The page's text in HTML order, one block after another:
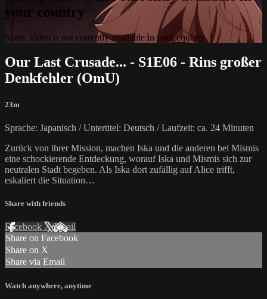
your country
Sorry, video is not currently available in your country
Our Last Crusade... - S1E06 - Rins großer
Denkfehler (OmU)
23m
Sprache: Japanisch / Untertitel: Deutsch / Laufzeit: ca. 24 Minuten
Zurück von ihrer Mission, machen Iska und die anderen bei Mismis
eine schockierende Entdeckung, worauf Iska und Mismis sich zur
neutralen Stadt begeben. Als Iska dort zufällig auf Alice trifft,
eskaliert die Situation…
Share with friends
Facebook XEmail
Share on Facebook
Share on X
Share via Email
Watch anywhere, anytime